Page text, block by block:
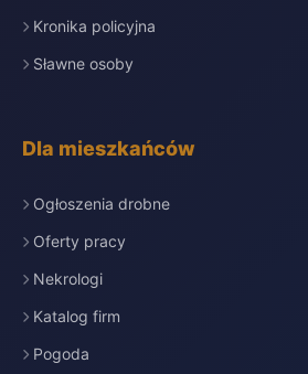
Kronika policyjna
Sławne osoby
Dla mieszkańców
Ogłoszenia drobne
Oferty pracy
Nekrologi
Katalog firm
Pogoda